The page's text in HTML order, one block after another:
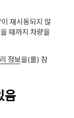
재시동되지 않
때까지 차량을
정보을(를) 참
음